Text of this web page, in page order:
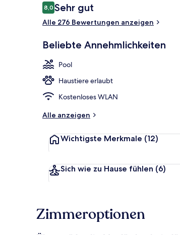
Bewertungen
8,08,0 von 10.
Sehr gut
Alle 276 Bewertungen anzeigen
Beliebte Annehmlichkeiten
Pool
Haustiere erlaubt
Kostenloses WLAN
Alle anzeigen
Wichtigste Merkmale (12)
Sich wie zu Hause fühlen (6)
Zimmeroptionen